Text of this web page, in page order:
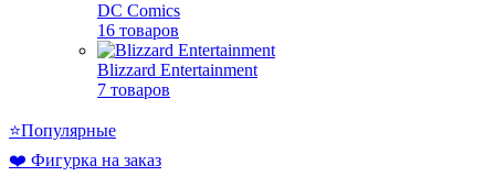
DC Comics
16 товаров
Blizzard Entertainment
7 товаров
⭐Популярные
❤️ Фигурка на заказ